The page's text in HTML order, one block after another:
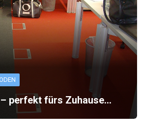
perfekt fürs Zuhause…